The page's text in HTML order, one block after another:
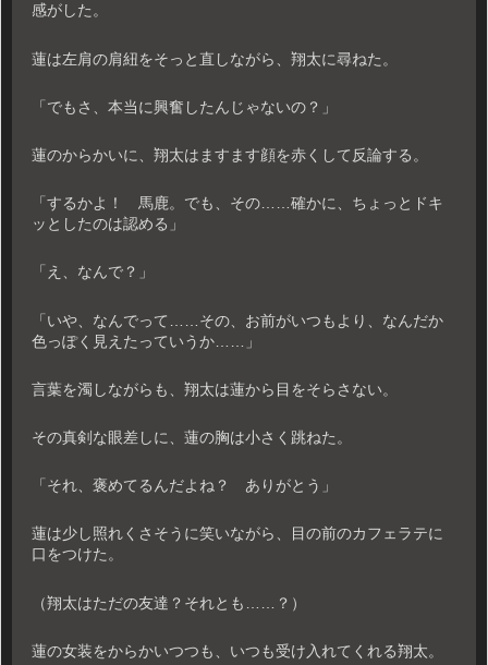
感がした。
蓮は左肩の肩紐をそっと直しながら、翔太に尋ねた。
「でもさ、本当に興奮したんじゃないの？」
蓮のからかいに、翔太はますます顔を赤くして反論する。
「するかよ！ 馬鹿。でも、その……確かに、ちょっとドキ
ッとしたのは認める」
「え、なんで？」
「いや、なんでって……その、お前がいつもより、なんだか
色っぽく見えたっていうか……」
言葉を濁しながらも、翔太は蓮から目をそらさない。
その真剣な眼差しに、蓮の胸は小さく跳ねた。
「それ、褒めてるんだよね？ ありがとう」
蓮は少し照れくさそうに笑いながら、目の前のカフェラテに
口をつけた。
（翔太はただの友達？それとも……？）
蓮の女装をからかいつつも、いつも受け入れてくれる翔太。